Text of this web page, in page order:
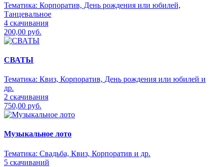
Тематика: Корпоратив, День рождения или юбилей,
Танцевальное
4 скачивания
200,00 руб.
СВАТЫ
Тематика: Квиз, Корпоратив, День рождения или юбилей и
др.
2 скачивания
750,00 руб.
Музыкальное лото
Тематика: Свадьба, Квиз, Корпоратив и др.
5 скачиваний